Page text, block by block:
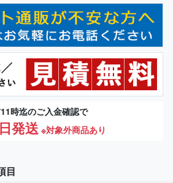
時迄のご入金確認で
発送 ※対象外商品あり
目